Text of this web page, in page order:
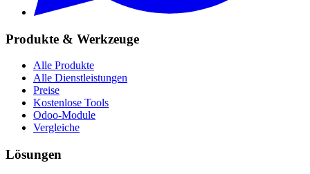
Produkte & Werkzeuge
Alle Produkte
Alle Dienstleistungen
Preise
Kostenlose Tools
Odoo-Module
Vergleiche
Lösungen